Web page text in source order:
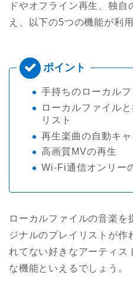
ドやオフライン再生、独
え、以下の5つの機能が利
手持ちのローカル
ローカルファイル
リスト
再生楽曲の自動キ
高画質MVの再生
Wi-Fi通信オンリー
ローカルファイルの音楽を
ジナルのプレイリストが作
れてない好きなアーティス
な機能といえるでしょう。